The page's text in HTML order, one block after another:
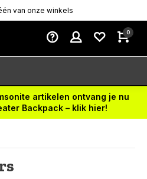
van onze winkels
0
artikelen ontvang je nu
Backpack – klik hier!